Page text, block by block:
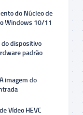
do Núcleo de
Windows 10/11
do dispositivo
padrão
imagem do
Vídeo HEVC